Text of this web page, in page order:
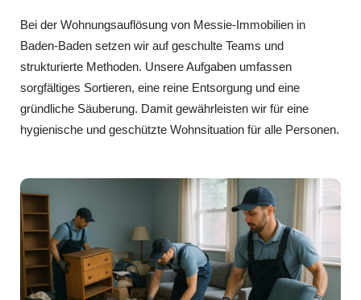
Bei der Wohnungsauflösung von Messie-Immobilien in
Baden-Baden setzen wir auf geschulte Teams und
strukturierte Methoden. Unsere Aufgaben umfassen
sorgfältiges Sortieren, eine reine Entsorgung und eine
gründliche Säuberung. Damit gewährleisten wir für eine
hygienische und geschützte Wohnsituation für alle Personen.